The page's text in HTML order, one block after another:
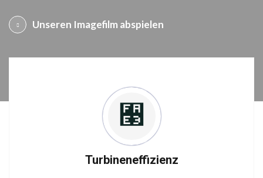
Unseren Imagefilm abspielen
Turbineneffizienz